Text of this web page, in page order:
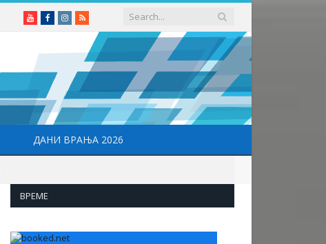
YoutubeFacebookInstagram
RSS
ДАНИ ВРАЊА 2026
ВРЕМЕ